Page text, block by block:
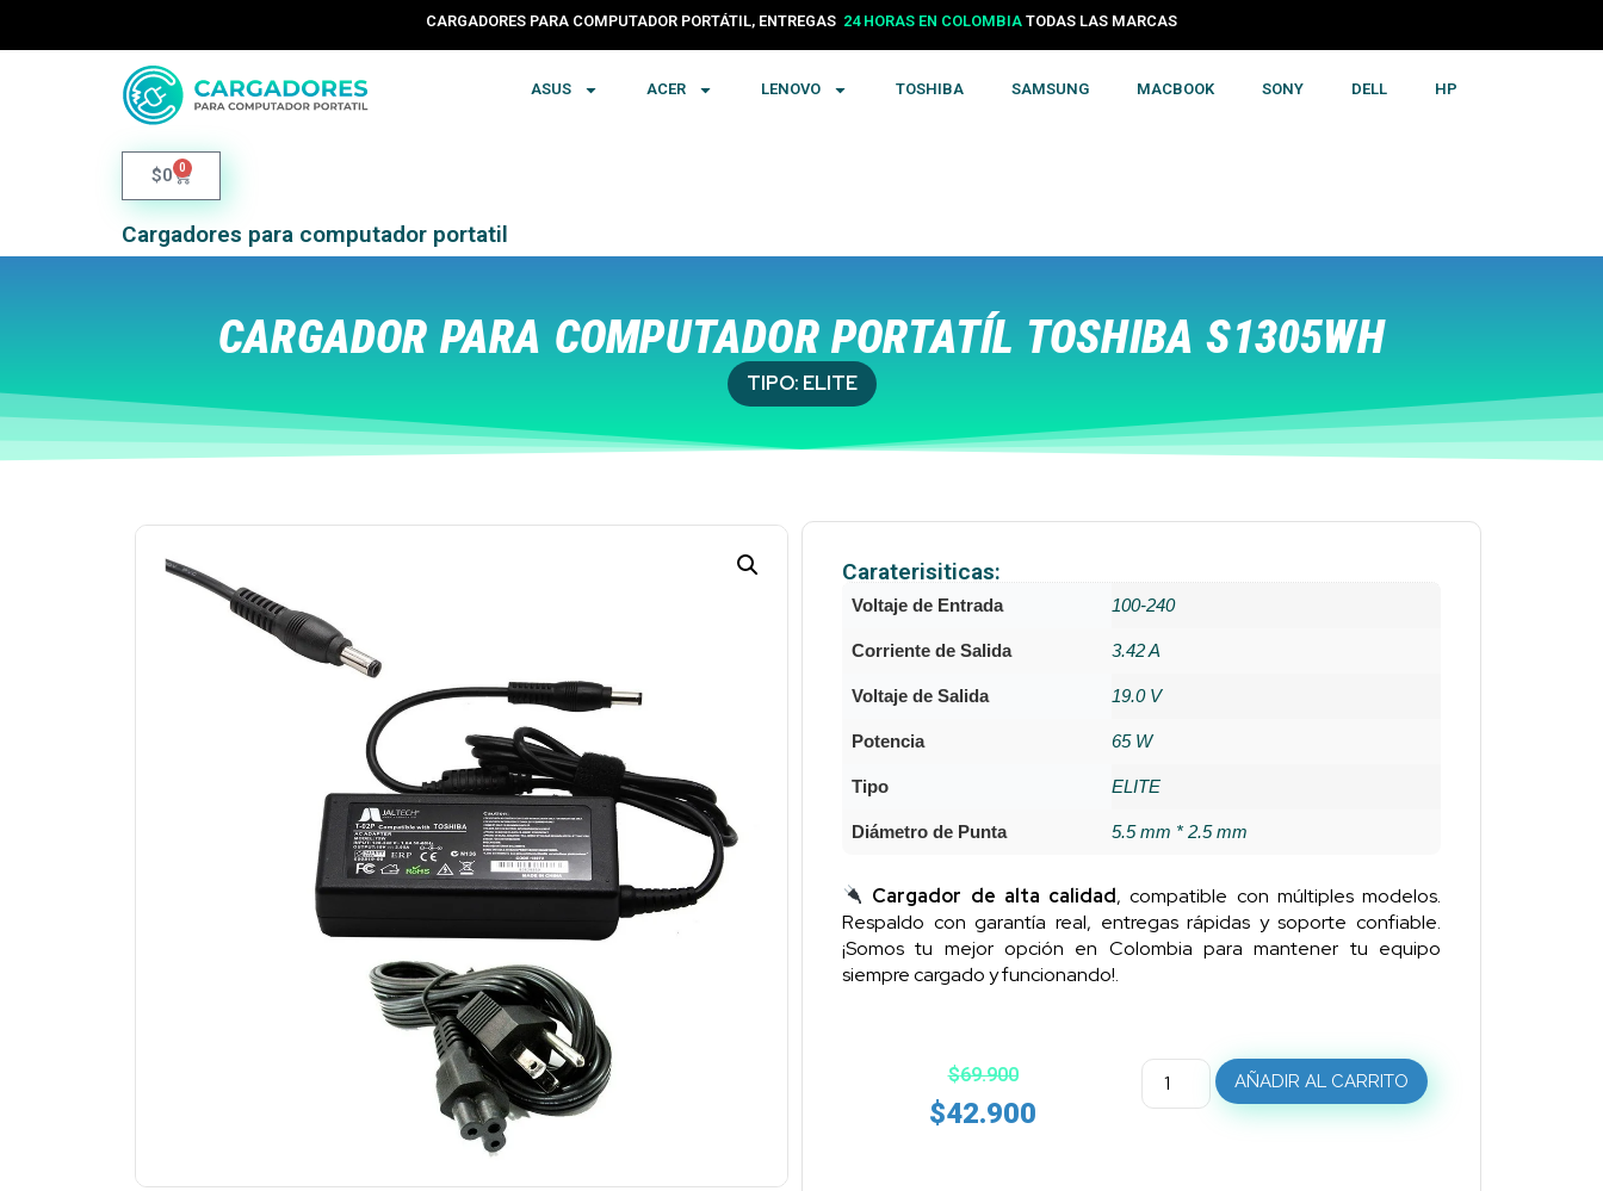
CARGADORES PARA COMPUTADOR PORTÁTIL, ENTREGAS 24 HORAS EN COLOMBIA TODAS LAS MARCAS
ASUS ACER LENOVO TOSHIBA SAMSUNG MACBOOK SONY DELL HP
$0 0
Cargadores para computador portatil
CARGADOR PARA COMPUTADOR PORTATÍL TOSHIBA S1305WH
TIPO: ELITE
Caraterisiticas:
Voltaje de Entrada 100-240
Corriente de Salida 3.42 A
Voltaje de Salida 19.0 V
Potencia 65 W
Tipo ELITE
Diámetro de Punta 5.5 mm * 2.5 mm
Cargador de alta calidad, compatible con múltiples modelos.
Respaldo con garantía real, entregas rápidas y soporte confiable.
¡Somos tu mejor opción en Colombia para mantener tu equipo
siempre cargado y funcionando!.
$69.900
$42.900
AÑADIR AL CARRITO